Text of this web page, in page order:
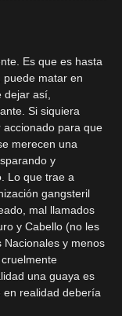
Es que es hasta
puede matar en
así,
Si siquiera
para que
merecen una
y
Lo que trae a
gangsteril
mal llamados
y Cabello (no les
y menos
una guaya es
en realidad debería